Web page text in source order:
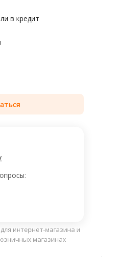
в кредит
интернет-магазина и
магазинах